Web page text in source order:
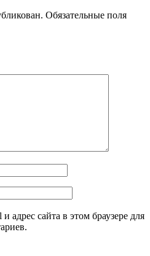
Обязательные поля
адрес сайта в этом браузере для